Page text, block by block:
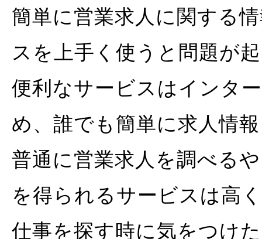
簡単に営業求人に関する
スを上手く使うと問題が
便利なサービスはインタ
め、誰でも簡単に求人情
普通に営業求人を調べる
を得られるサービスは高
仕事を探す時に気をつけ